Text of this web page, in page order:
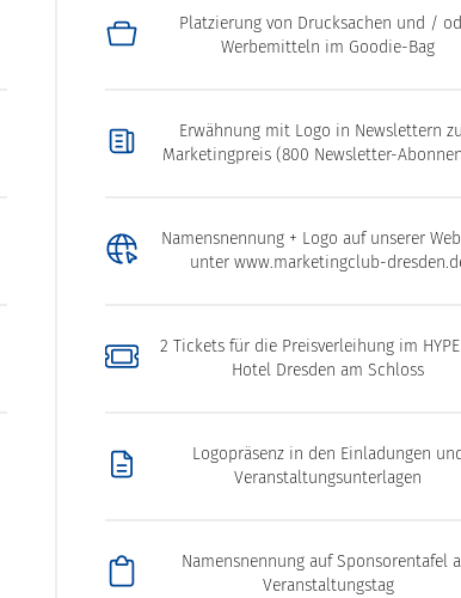
Platzierung von Drucksachen und /
Werbemitteln im Goodie-Bag
Erwähnung mit Logo in Newslettern
Marketingpreis (800 Newsletter-
Namensnennung + Logo auf unserer
unter www.marketingclub-
2 Tickets für die Preisverleihung im
Hotel Dresden am Schloss
Logopräsenz in den Einladungen
Veranstaltungsunterlagen
Namensnennung auf Sponsorentafel
Veranstaltungstag